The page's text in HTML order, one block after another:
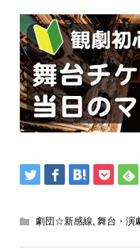
劇団☆新感線, 舞台・演